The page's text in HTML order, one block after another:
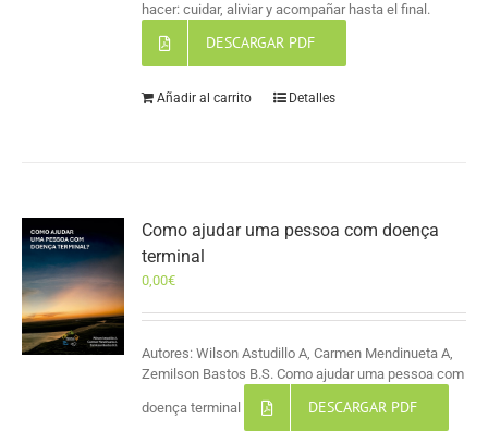
hacer: cuidar, aliviar y acompañar hasta el final.
DESCARGAR PDF
Añadir al carrito Detalles
Como ajudar uma pessoa com doença
terminal
0,00€
Autores: Wilson Astudillo A, Carmen Mendinueta A,
Zemilson Bastos B.S. Como ajudar uma pessoa com
doença terminal DESCARGAR PDF